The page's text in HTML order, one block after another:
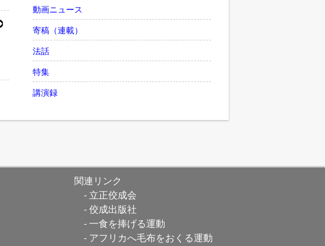
動画ニュース
寄稿（連載）
法話
特集
講演録
関連リンク
立正佼成会
佼成出版社
一食を捧げる運動
アフリカへ毛布をおくる運動